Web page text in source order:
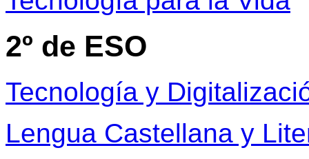
2º de ESO
Tecnología y
Lengua Castellana y